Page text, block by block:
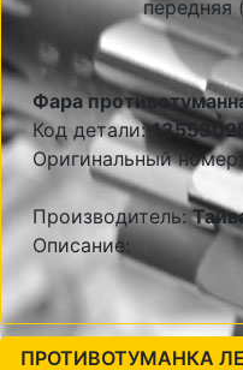
Фара
Код детали:
Оригинальный номер:
Производитель:
Описание:
ПРОТИВОТУМАНКА